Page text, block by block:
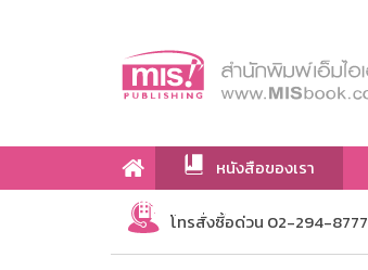
หนังสือของเรา
เกี่ยวกับเรา
โทรสั่งซื้อด่วน 02-294-8777